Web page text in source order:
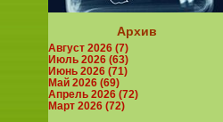
Архив
Август 2026 (7)
Июль 2026 (63)
Июнь 2026 (71)
Май 2026 (69)
Апрель 2026 (72)
Март 2026 (72)